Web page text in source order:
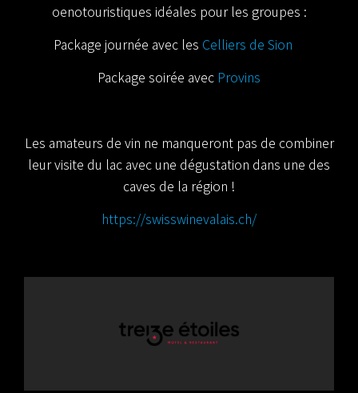
oenotouristiques idéales pour les groupes :
Package journée avec les Celliers de Sion
Package soirée avec Provins
Les amateurs de vin ne manqueront pas de combiner
leur visite du lac avec une dégustation dans une des
caves de la région !
https://swisswinevalais.ch/